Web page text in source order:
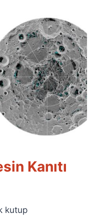
Kanıtı
kutup